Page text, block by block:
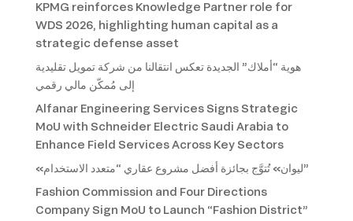
KPMG reinforces Knowledge Partner role for
WDS 2026, highlighting human capital as a
strategic defense asset
هوية “أملاك” الجديدة تعكس انتقالنا من شركة تمويل تقليدية
إلى مُمكّن مالي رقمي
Alfanar Engineering Services Signs Strategic
MoU with Schneider Electric Saudi Arabia to
Enhance Field Services Across Key Sectors
«ليوان» تُتوَّج بجائزة أفضل مشروع عقاري “متعدد الاستخدام”
Fashion Commission and Four Directions
Company Sign MoU to Launch “Fashion District”